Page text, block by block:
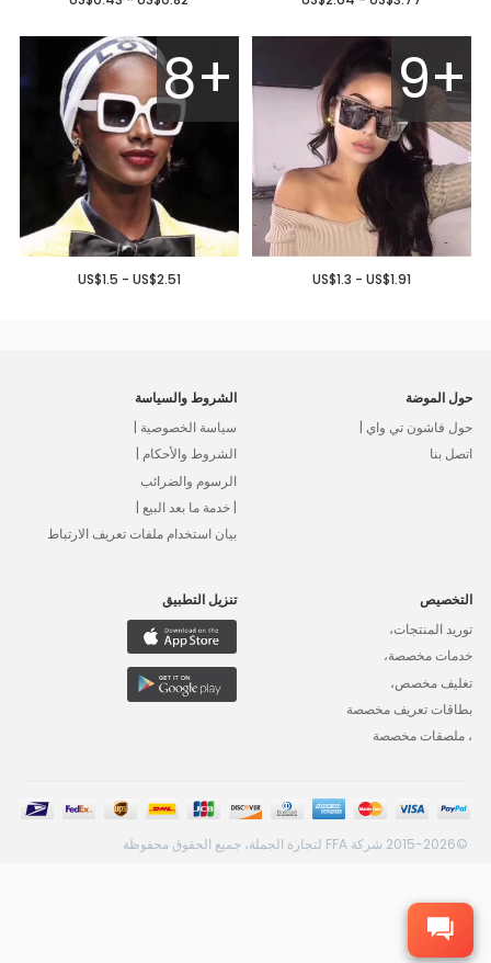
9+
US$1.3 - US$1.91
8+
US$1.5 - US$2.51
حول الموضة
حول فاشون تي واي |
اتصل بنا
الشروط والسياسة
سياسة الخصوصية |
الشروط والأحكام |
الرسوم والضرائب
| خدمة ما بعد البيع |
بيان استخدام ملفات تعريف الارتباط
التخصيص
توريد المنتجات،
خدمات مخصصة،
تغليف مخصص،
بطاقات تعريف مخصصة
، ملصقات مخصصة
تنزيل التطبيق
©2015-2026 شركة FFA لتجارة الجملة، جميع الحقوق محفوظة